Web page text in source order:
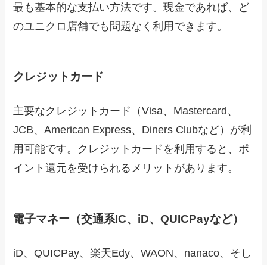
最も基本的な支払い方法です。現金であれば、ど
のユニクロ店舗でも問題なく利用できます。
クレジットカード
主要なクレジットカード（Visa、Mastercard、
JCB、American Express、Diners Clubなど）が利
用可能です。クレジットカードを利用すると、ポ
イント還元を受けられるメリットがあります。
電子マネー（交通系IC、iD、QUICPayなど）
iD、QUICPay、楽天Edy、WAON、nanaco、そし